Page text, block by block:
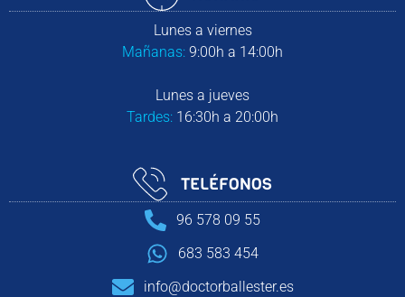
Lunes a viernes
Mañanas: 9:00h a 14:00h
Lunes a jueves
Tardes: 16:30h a 20:00h
TELÉFONOS
96 578 09 55
683 583 454
info@doctorballester.es